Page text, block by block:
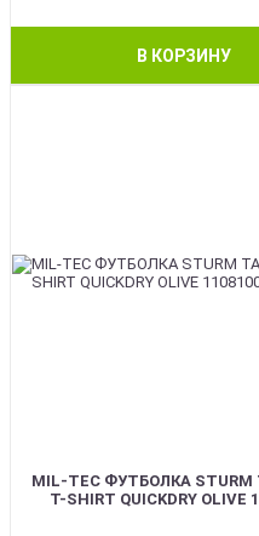
В КОРЗИНУ
MIL-TEC ФУТБОЛКА STURM
T-SHIRT QUICKDRY OLIVE